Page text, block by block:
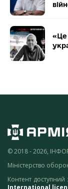
«Це
© 2018 - 2026,
Міністерство
Контент доступний
International